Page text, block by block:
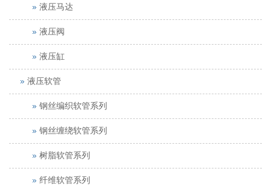
液压马达
液压阀
液压缸
液压软管
钢丝编织软管系列
钢丝缠绕软管系列
树脂软管系列
纤维软管系列